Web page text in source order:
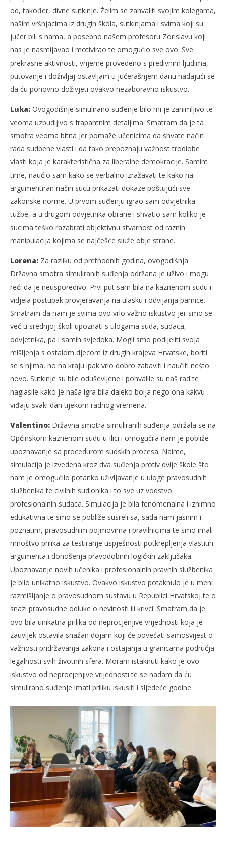
od, također, divne sutkinje. Želim se zahvaliti svojim kolegama,
našim vršnjacima iz drugih škola, sutkinjama i svima koji su
jučer bili s nama, a posebno našem profesoru Zorislavu koji
nas je nasmijavao i motivirao te omogućio sve ovo. Sve
prekrasne aktivnosti, vrijeme provedeno s predivnim ljudima,
putovanje i doživljaj ostavljam u jučerašnjem danu nadajući se
da ću ponovno doživjeti ovakvo nezaboravno iskustvo.
Luka: Ovogodišnje simulirano suđenje bilo mi je zanimljivo te
veoma uzbudljivo s frapantnim detaljima. Smatram da je ta
smotra veoma bitna jer pomaže učenicima da shvate način
rada sudbene vlasti i da tako prepoznaju važnost trodiobe
vlasti koja je karakteristična za liberalne demokracije. Samim
time, naučio sam kako se verbalno izražavati te kako na
argumentiran način sucu prikazati dokaze poštujući sve
zakonske norme. U prvom suđenju igrao sam odvjetnika
tužbe, a u drugom odvjetnika obrane i shvatio sam koliko je
sucima teško razabrati objektivnu stvarnost od raznih
manipulacija kojima se najčešće služe obje strane.
Lorena: Za razliku od prethodnih godina, ovogodišnja
Državna smotra simuliranih suđenja održana je uživo i mogu
reći da je neusporedivo. Prvi put sam bila na kaznenom sudu i
vidjela postupak provjeravanja na ulasku i odvijanja parnice.
Smatram da nam je svima ovo vrlo važno iskustvo jer smo se
već u srednjoj školi upoznati s ulogama suda, sudaca,
odvjetnika, pa i samih svjedoka. Mogli smo podijeliti svoja
mišljenja s ostalom djecom iz drugih krajeva Hrvatske, boriti
se s njima, no na kraju ipak vrlo dobro zabaviti i naučiti nešto
novo. Sutkinje su bile oduševljene i pohvalile su naš rad te
naglasile kako je naša igra bila daleko bolja nego ona kakvu
viđaju svaki dan tijekom radnog vremena.
Valentino: Državna smotra simuliranih suđenja održala se na
Općinskom kaznenom sudu u Ilici i omogućila nam je pobliže
upoznavanje sa procedurom sudskih procesa. Naime,
simulacija je izvedena kroz dva suđenja protiv dvije škole što
nam je omogućilo potanko uživljavanje u uloge pravosudnih
službenika te civilnih sudionika i to sve uz vodstvo
profesionalnih sudaca. Simulacija je bila fenomenalna i iznimno
edukativna te smo se pobliže susreli sa, sada nam jasnim i
poznatim, pravosudnim pojmovima i pravilnicima te smo imali
mnoštvo prilika za testiranje uspješnosti potkrepljenja vlastitih
argumenta i donošenja pravodobnih logičkih zaključaka.
Upoznavanje novih učenika i profesionalnih pravnih službenika
je bilo unikatno iskustvo. Ovakvo iskustvo potaknulo je u meni
razmišljanje o pravosudnom sustavu u Republici Hrvatskoj te o
snazi pravosudne odluke o nevinosti ili krivci. Smatram da je
ovo bila unikatna prilika od neprocjenjive vrijednosti koja je
zauvijek ostavila snažan dojam koji će povećati samosvijest o
važnosti pridržavanja zakona i ostajanja u granicama područja
legalnosti svih životnih sfera. Moram istaknuti kako je ovo
iskustvo od neprocjenjive vrijednosti te se nadam da ću
simulirano suđenje imati priliku iskusiti i sljedeće godine.